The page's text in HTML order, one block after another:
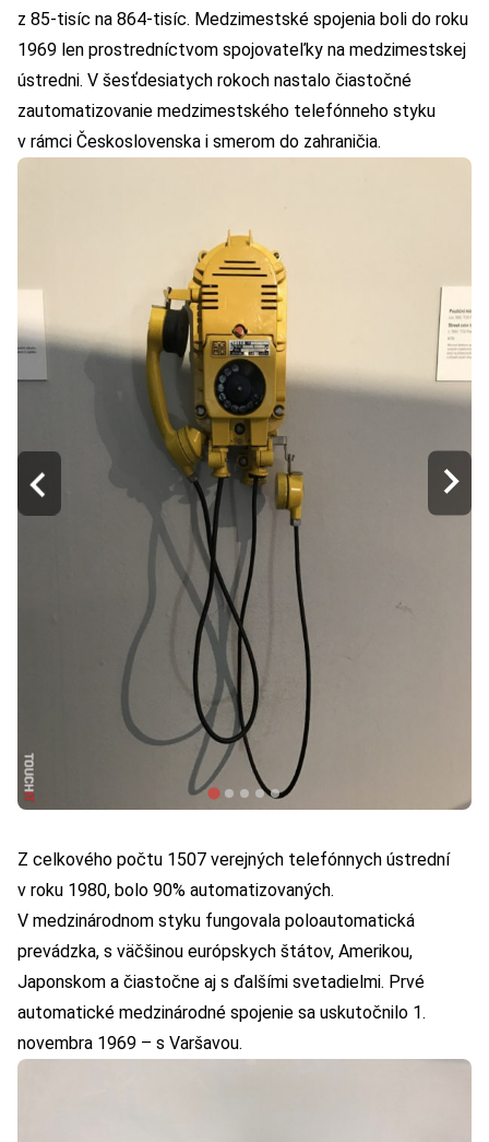
z 85-tisíc na 864-tisíc. Medzimestské spojenia boli do roku
1969 len prostredníctvom spojovateľky na medzimestskej
ústredni. V šesťdesiatych rokoch nastalo čiastočné
zautomatizovanie medzimestského telefónneho styku
v rámci Československa i smerom do zahraničia.
Z celkového počtu 1507 verejných telefónnych ústrední
v roku 1980, bolo 90% automatizovaných.
V medzinárodnom styku fungovala poloautomatická
prevádzka, s väčšinou európskych štátov, Amerikou,
Japonskom a čiastočne aj s ďalšími svetadielmi. Prvé
automatické medzinárodné spojenie sa uskutočnilo 1.
novembra 1969 – s Varšavou.